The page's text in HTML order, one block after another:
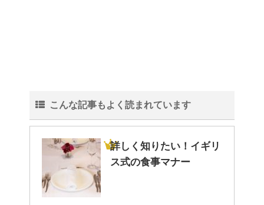
こんな記事もよく読まれています
詳しく知りたい！イギリ
ス式の食事マナー